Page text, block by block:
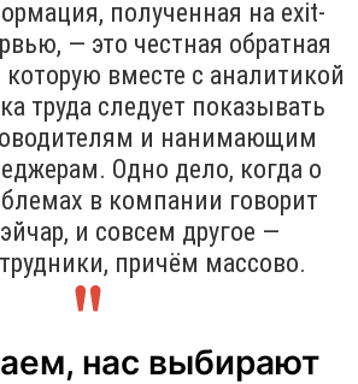
полученная на exit-
— это честная обратная
которую вместе с аналитикой
труда следует показывать
и нанимающим
Одно дело, когда о
в компании говорит
эйчар, и совсем другое —
причём массово.
нас выбирают